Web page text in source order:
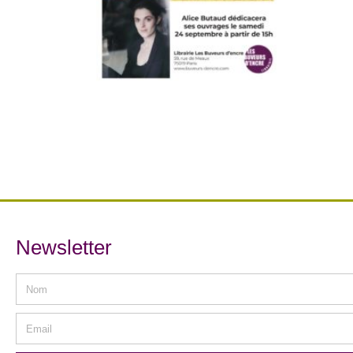
Newsletter